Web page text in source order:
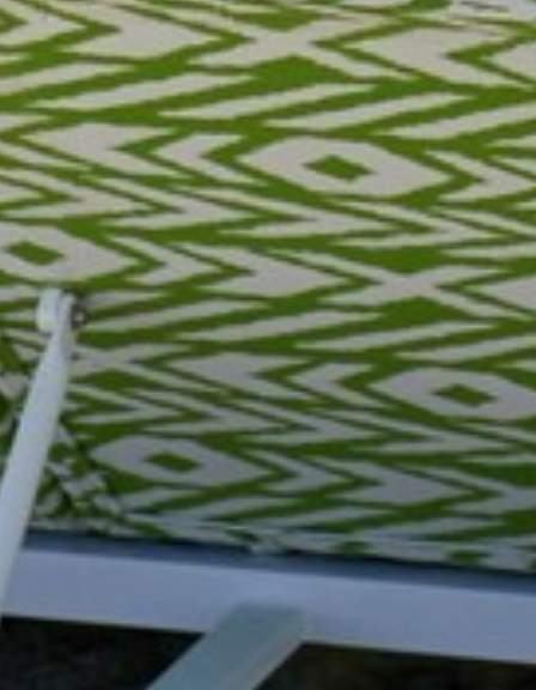
CÔTÉ MER
ANIMATIONS
DÉVELOPPEMENT DURABLE